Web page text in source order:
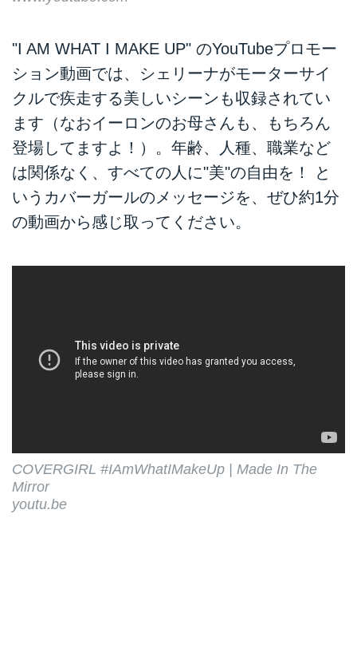
"I AM WHAT I MAKE UP" のYouTubeプロモー
ション動画では、シェリーナがモーターサイ
クルで疾走する美しいシーンも収録されてい
ます（なおイーロンのお母さんも、もちろん
登場してますよ！）。年齢、人種、職業など
は関係なく、すべての人に"美"の自由を！ と
いうカバーガールのメッセージを、ぜひ約1分
の動画から感じ取ってください。
COVERGIRL #IAmWhatIMakeUp | Made In The
Mirror
youtu.be